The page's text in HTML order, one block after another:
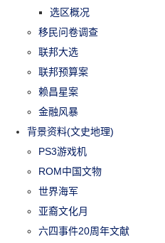
选区概况
移民问卷调查
联邦大选
联邦预算案
赖昌星案
金融风暴
背景资料(文史地理)
PS3游戏机
ROM中国文物
世界海军
亚裔文化月
六四事件20周年文献